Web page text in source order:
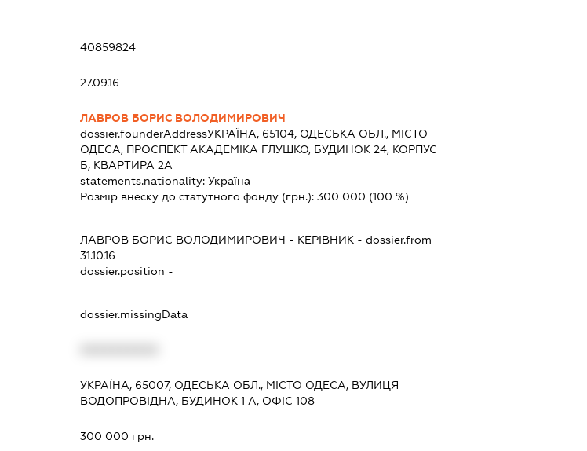
-
40859824
27.09.16
ЛАВРОВ БОРИС ВОЛОДИМИРОВИЧ
dossier.founderAddressУКРАЇНА, 65104, ОДЕСЬКА ОБЛ., МІСТО
ОДЕСА, ПРОСПЕКТ АКАДЕМІКА ГЛУШКО, БУДИНОК 24, КОРПУС
Б, КВАРТИРА 2А
statements.nationality: Україна
Розмір внеску до статутного фонду (грн.): 300 000 (100 %)
ЛАВРОВ БОРИС ВОЛОДИМИРОВИЧ - КЕРІВНИК- dossier.from
31.10.16
dossier.position -
dossier.missingData
УКРАЇНА, 65007, ОДЕСЬКА ОБЛ., МІСТО ОДЕСА, ВУЛИЦЯ
ВОДОПРОВІДНА, БУДИНОК 1 А, ОФІС 108
300 000 грн.